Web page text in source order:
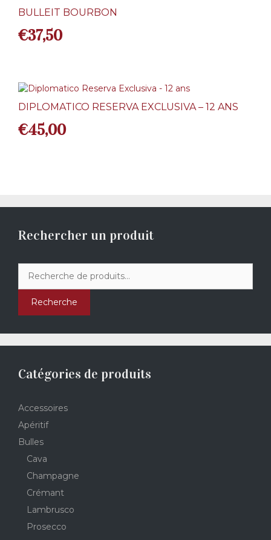
BULLEIT BOURBON
€37,50
DIPLOMATICO RESERVA EXCLUSIVA – 12 ANS
€45,00
Rechercher un produit
pour :
Recherche
Catégories de produits
Accessoires
Apéritif
Bulles
Cava
Champagne
Crémant
Lambrusco
Prosecco